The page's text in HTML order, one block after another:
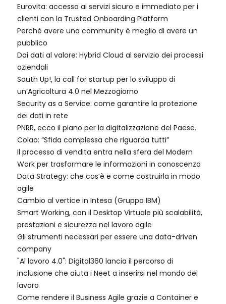
Eurovita: accesso ai servizi sicuro e immediato per i
clienti con la Trusted Onboarding Platform
Perché avere una community è meglio di avere un
pubblico
Dai dati al valore: Hybrid Cloud al servizio dei processi
aziendali
South Up!, la call for startup per lo sviluppo di
un’Agricoltura 4.0 nel Mezzogiorno
Security as a Service: come garantire la protezione
dei dati in rete
PNRR, ecco il piano per la digitalizzazione del Paese.
Colao: “Sfida complessa che riguarda tutti”
Il processo di vendita entra nella sfera del Modern
Work per trasformare le informazioni in conoscenza
Data Strategy: che cos’è e come costruirla in modo
agile
Cambio al vertice in Intesa (Gruppo IBM)
Smart Working, con il Desktop Virtuale più scalabilità,
prestazioni e sicurezza nel lavoro agile
Gli strumenti necessari per essere una data-driven
company
"Al lavoro 4.0": Digital360 lancia il percorso di
inclusione che aiuta i Neet a inserirsi nel mondo del
lavoro
Come rendere il Business Agile grazie a Container e